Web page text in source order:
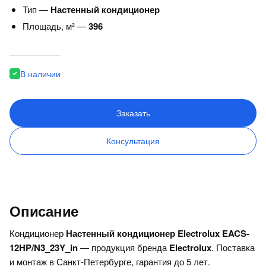
Тип — Настенный кондиционер
Площадь, м² —396
В наличии
Заказать
Консультация
Описание
Кондиционер Настенный кондиционер Electrolux EACS-
12HP/N3_23Y_in— продукция бренда Electrolux. Поставка
и монтаж в Санкт-Петербурге, гарантия до 5 лет.